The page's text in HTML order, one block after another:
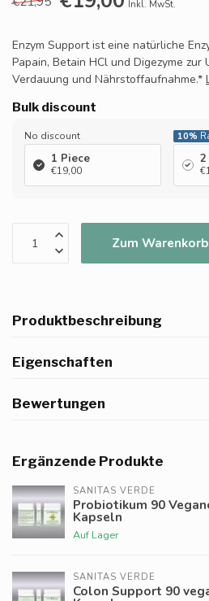
Inkl. MwSt.
Enzym Support ist eine natürliche
Papain, Betain HCl und Digezyme
Verdauung und Nährstoffaufnahme.*
Bulk discount
No discount
1 Piece
€19,00
10%
2
Zum
Produktbeschreibung
Eigenschaften
Bewertungen
Ergänzende Produkte
SANITAS VERDE
Probiotikum 90
Kapseln
Auf Lager
SANITAS VERDE
Colon Support 90